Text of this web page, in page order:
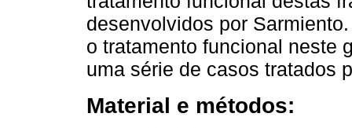
desenvolvidos por
o tratamento funcional neste
uma série de casos tratados
Material e métodos: